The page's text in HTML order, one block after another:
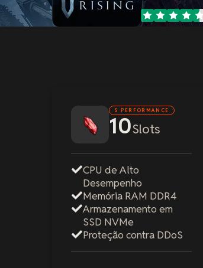
S PERFORMANCE
10Slots
CPU de Alto
Desempenho
Memória RAM DDR4
Armazenamento em
SSD NVMe
Proteção contra DDoS